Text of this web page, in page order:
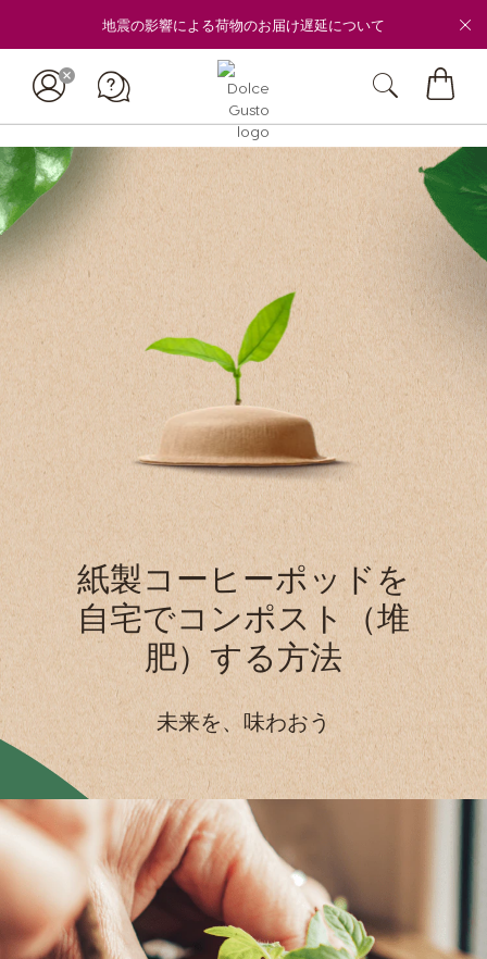
地震の影響による荷物のお届け遅延について
カ
ー
紙製コーヒーポッドを
自宅でコンポスト（堆
肥）する方法
未来を、味わおう